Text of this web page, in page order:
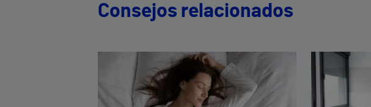
Consejos relacionados